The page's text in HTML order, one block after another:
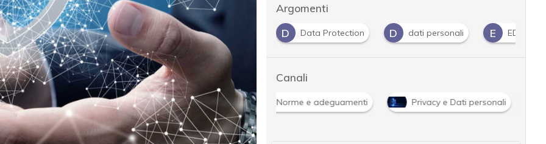
Argomenti
A
Accountability D Data Protection D dati personali E EDPB
Canali
Norme e adeguamenti Privacy e Dati personali